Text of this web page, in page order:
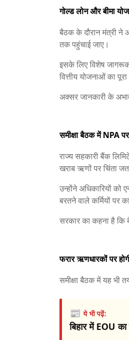
गोल्ड लोन और बीमा
बैठक के दौरान मंत्री ने
तक पहुंचाई जाए।
इसके लिए विशेष
वित्तीय योजनाओं का
अक्सर जानकारी के
समीक्षा बैठक में NPA
राज्य सहकारी बैंक
खराब ऋणों पर चिंता
उन्होंने अधिकारियों को
बरतने वाले कर्मियों पर
सरकार का कहना है कि
फरार ऋणधारकों पर
समीक्षा बैठक में यह भी
📰ये भी पढ़ें:
बिहार में EOU